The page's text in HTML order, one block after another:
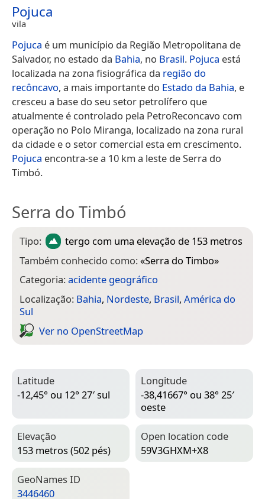
Pojuca
vila
Pojuca é um município da Região Metropolitana de
Salvador, no estado da Bahia, no Brasil. Pojuca está
localizada na zona fisiográfica da região do
recôncavo, a mais importante do Estado da Bahia, e
cresceu a base do seu setor petrolífero que
atualmente é controlado pela PetroReconcavo com
operação no Polo Miranga, localizado na zona rural
da cidade e o setor comercial esta em crescimento.
Pojuca encontra-se a 10 km a leste de Serra do
Timbó.
Serra do Timbó
Tipo: tergo com uma elevação de 153 metros
Também conhecido como:«Serra do Timbo»
Categoria:acidente geográfico
Localização: Bahia, Nordeste, Brasil, América do
Sul
Ver no Open­Street­Map
Latitude
-12,45° ou 12° 27′ sul
Longitude
-38,41667° ou 38° 25′
oeste
Elevação
153 metros (502 pés)
Open location code
59V3GHXM+X8
Geo­Names ID
3446460